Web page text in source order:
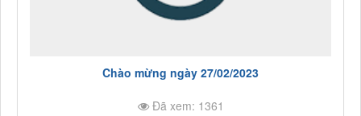
Chào mừng ngày 27/02/2023
Đã xem: 1361